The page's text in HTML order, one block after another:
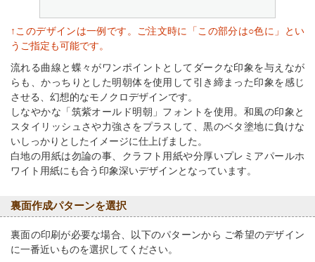
↑このデザインは一例です。ご注文時に「この部分は○色に」とい
うご指定も可能です。
流れる曲線と蝶々がワンポイントとしてダークな印象を与えなが
らも、かっちりとした明朝体を使用して引き締まった印象を感じ
させる、幻想的なモノクロデザインです。
しなやかな「筑紫オールド明朝」フォントを使用。和風の印象と
スタイリッシュさや力強さをプラスして、黒のベタ塗地に負けな
いしっかりとしたイメージに仕上げました。
白地の用紙は勿論の事、クラフト用紙や分厚いプレミアパールホ
ワイト用紙にも合う印象深いデザインとなっています。
裏面作成パターンを選択
裏面の印刷が必要な場合、以下のパターンから ご希望のデザイン
に一番近いものを選択してください。